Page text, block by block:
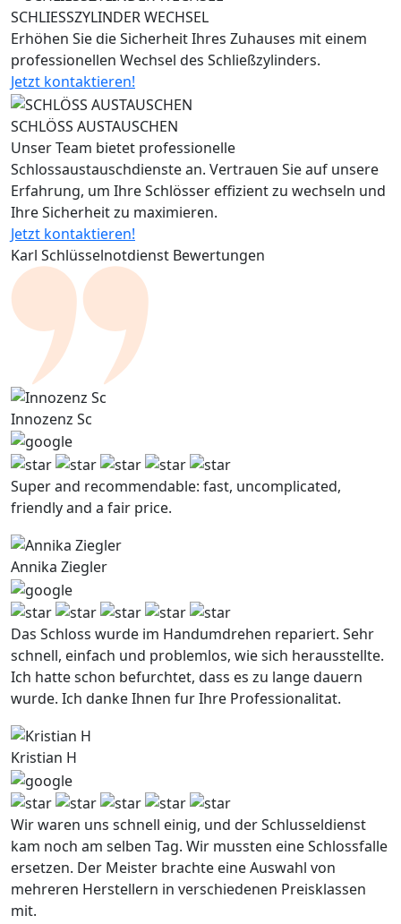
SCHLIESSZYLINDER WECHSEL
Erhöhen Sie die Sicherheit Ihres Zuhauses mit einem
professionellen Wechsel des Schließzylinders.
Jetzt kontaktieren!
SCHLÖSS AUSTAUSCHEN
Unser Team bietet professionelle
Schlossaustauschdienste an. Vertrauen Sie auf unsere
Erfahrung, um Ihre Schlösser effizient zu wechseln und
Ihre Sicherheit zu maximieren.
Jetzt kontaktieren!
Karl Schlüsselnotdienst Bewertungen
Innozenz Sc
Super and recommendable: fast, uncomplicated,
friendly and a fair price.
Annika Ziegler
Das Schloss wurde im Handumdrehen repariert. Sehr
schnell, einfach und problemlos, wie sich herausstellte.
Ich hatte schon befurchtet, dass es zu lange dauern
wurde. Ich danke Ihnen fur Ihre Professionalitat.
Kristian H
Wir waren uns schnell einig, und der Schlusseldienst
kam noch am selben Tag. Wir mussten eine Schlossfalle
ersetzen. Der Meister brachte eine Auswahl von
mehreren Herstellern in verschiedenen Preisklassen
mit.